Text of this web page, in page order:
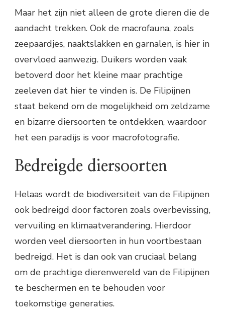
Maar het zijn niet alleen de grote dieren die de
aandacht trekken. Ook de macrofauna, zoals
zeepaardjes, naaktslakken en garnalen, is hier in
overvloed aanwezig. Duikers worden vaak
betoverd door het kleine maar prachtige
zeeleven dat hier te vinden is. De Filipijnen
staat bekend om de mogelijkheid om zeldzame
en bizarre diersoorten te ontdekken, waardoor
het een paradijs is voor macrofotografie.
Bedreigde diersoorten
Helaas wordt de biodiversiteit van de Filipijnen
ook bedreigd door factoren zoals overbevissing,
vervuiling en klimaatverandering. Hierdoor
worden veel diersoorten in hun voortbestaan
bedreigd. Het is dan ook van cruciaal belang
om de prachtige dierenwereld van de Filipijnen
te beschermen en te behouden voor
toekomstige generaties.